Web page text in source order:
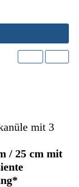
mit 3
/ 25 cm mit